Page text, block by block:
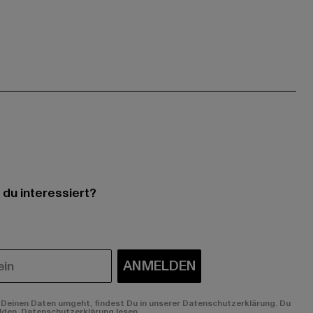
interessiert?
ANMELDEN
Daten umgeht, findest Du in unserer Datenschutzerklärung. Du